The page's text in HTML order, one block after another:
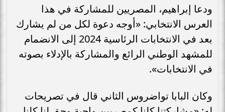
ودعا إبراهيم، المصريين للمشاركة في هذا
العرس الانتخابي: «أوجه دعوة لكل من لم يشارك
بعد في الانتخابات الرئاسية 2024 إلى الانضمام
للمشهد الوطني الرائع والمشاركة بالإدلاء بصوته
في الانتخابات».
وكان البابا تواضروس الثاني قال في تصريحات